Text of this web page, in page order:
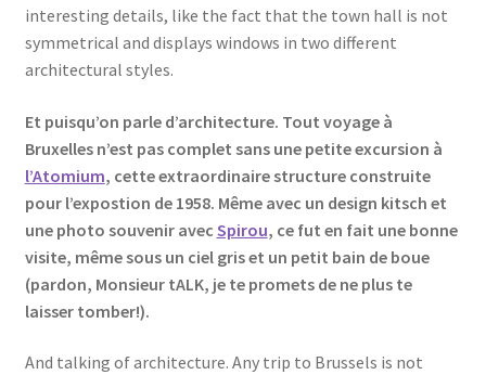
interesting details, like the fact that the town hall is not
symmetrical and displays windows in two different
architectural styles.
Et puisqu’on parle d’architecture. Tout voyage à
Bruxelles n’est pas complet sans une petite excursion à
l’Atomium, cette extraordinaire structure construite
pour l’expostion de 1958. Même avec un design kitsch et
une photo souvenir avec Spirou, ce fut en fait une bonne
visite, même sous un ciel gris et un petit bain de boue
(pardon, Monsieur tALK, je te promets de ne plus te
laisser tomber!).
And talking of architecture. Any trip to Brussels is not